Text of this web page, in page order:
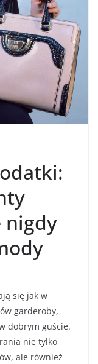
nigdy
się jak w
garderoby,
dobrym guście.
nie tylko
ale również